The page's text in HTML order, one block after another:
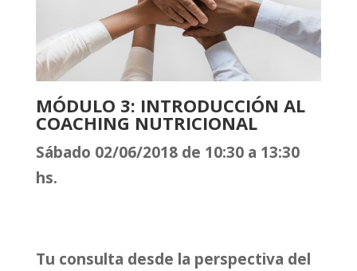
MÓDULO 3: INTRODUCCIÓN AL
COACHING NUTRICIONAL
Sábado 02/06/2018 de 10:30 a 13:30
hs.
Tu consulta desde la perspectiva del